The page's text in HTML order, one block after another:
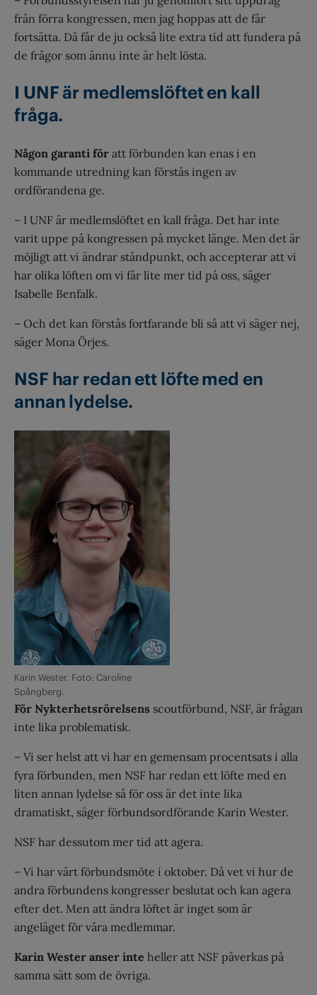
från förra kongressen, men jag hoppas att de får
fortsätta. Då får de ju också lite extra tid att fundera på
de frågor som ännu inte är helt lösta.
I UNF är medlemslöftet en kall
fråga.
Någon garanti för att förbunden kan enas i en
kommande utredning kan förstås ingen av
ordförandena ge.
– I UNF är medlemslöftet en kall fråga. Det har inte
varit uppe på kongressen på mycket länge. Men det är
möjligt att vi ändrar ståndpunkt, och accepterar att vi
har olika löften om vi får lite mer tid på oss, säger
Isabelle Benfalk.
– Och det kan förstås fortfarande bli så att vi säger nej,
säger Mona Örjes.
NSF har redan ett löfte med en
annan lydelse.
Karin Wester. Foto: Caroline
Spångberg.
För Nykterhetsrörelsens scoutförbund, NSF, är frågan
inte lika problematisk.
– Vi ser helst att vi har en gemensam procentsats i alla
fyra förbunden, men NSF har redan ett löfte med en
liten annan lydelse så för oss är det inte lika
dramatiskt, säger förbundsordförande Karin Wester.
NSF har dessutom mer tid att agera.
– Vi har vårt förbundsmöte i oktober. Då vet vi hur de
andra förbundens kongresser beslutat och kan agera
efter det. Men att ändra löftet är inget som är
angeläget för våra medlemmar.
Karin Wester anser inte heller att NSF påverkas på
samma sätt som de övriga.